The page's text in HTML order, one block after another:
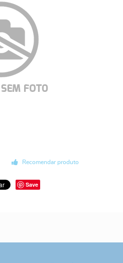
Recomendar produto
Save